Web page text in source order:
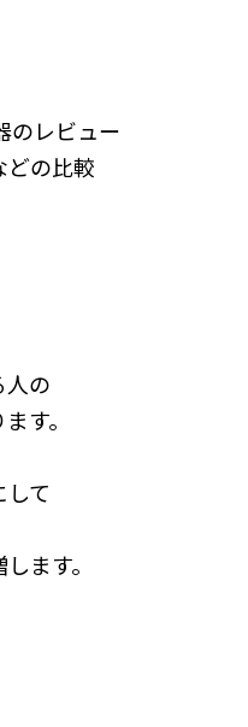
のレビュー
どの比較
人の
す。
て
ます。